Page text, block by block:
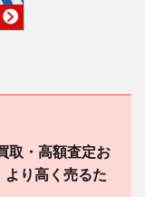
取・高額査定お
り高く売るた